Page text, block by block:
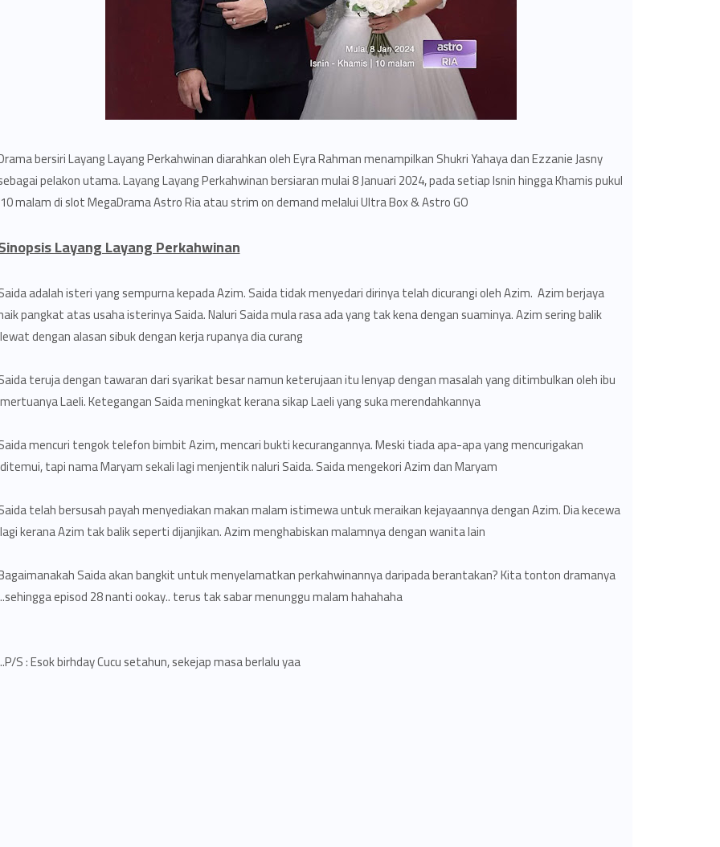
bersiri Layang Layang Perkahwinan diarahkan oleh Eyra Rahman menampilkan Shukri Yahaya dan Ezzanie Jasny
pelakon utama. Layang Layang Perkahwinan bersiaran mulai 8 Januari 2024, pada setiap Isnin hingga Khamis pukul
10 malam di slot MegaDrama Astro Ria atau strim on demand melalui Ultra Box & Astro GO.
Layang Layang Perkahwinan
adalah isteri yang sempurna kepada Azim. Saida tidak menyedari dirinya telah dicurangi oleh Azim. Azim berjaya
pangkat atas usaha isterinya Saida. Naluri Saida mula rasa ada yang tak kena dengan suaminya. Azim sering balik
lewat dengan alasan sibuk dengan kerja rupanya dia curang.
teruja dengan tawaran dari syarikat besar namun keterujaan itu lenyap dengan masalah yang ditimbulkan oleh ibu
mertuanya Laeli. Ketegangan Saida meningkat kerana sikap Laeli yang suka merendahkannya.
mencuri tengok telefon bimbit Azim, mencari bukti kecurangannya. Meski tiada apa-apa yang mencurigakan
ditemui, tapi nama Maryam sekali lagi menjentik naluri Saida. Saida mengekori Azim dan Maryam.
telah bersusah payah menyediakan makan malam istimewa untuk meraikan kejayaannya dengan Azim. Dia kecewa
lagi kerana Azim tak balik seperti dijanjikan. Azim menghabiskan malamnya dengan wanita lain.
Saida akan bangkit untuk menyelamatkan perkahwinannya daripada berantakan? Kita tonton dramanya
sehingga episod 28 nanti ookay.. terus tak sabar menunggu malam hahahaha..
P/S : Esok birhday Cucu setahun, sekejap masa berlalu yaa..